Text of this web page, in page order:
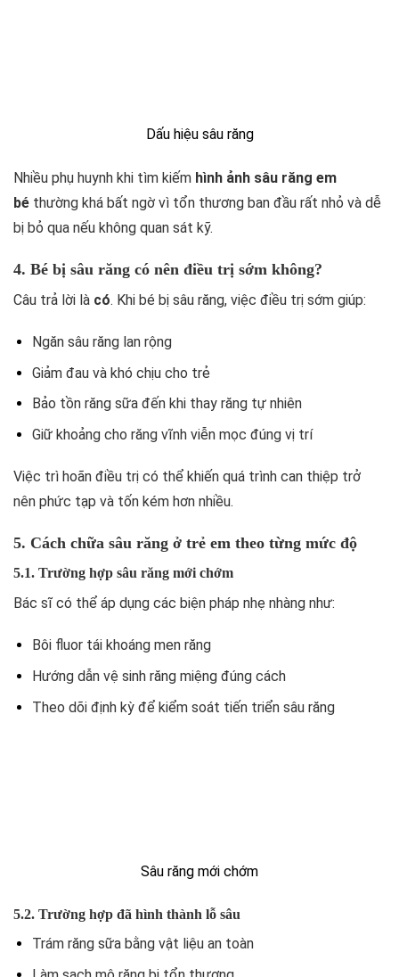
Dấu hiệu sâu răng
Nhiều phụ huynh khi tìm kiếm hình ảnh sâu răng em
bé thường khá bất ngờ vì tổn thương ban đầu rất nhỏ và dễ
bị bỏ qua nếu không quan sát kỹ.
4. Bé bị sâu răng có nên điều trị sớm không?
Câu trả lời là có. Khi bé bị sâu răng, việc điều trị sớm giúp:
Ngăn sâu răng lan rộng
Giảm đau và khó chịu cho trẻ
Bảo tồn răng sữa đến khi thay răng tự nhiên
Giữ khoảng cho răng vĩnh viễn mọc đúng vị trí
Việc trì hoãn điều trị có thể khiến quá trình can thiệp trở
nên phức tạp và tốn kém hơn nhiều.
5. Cách chữa sâu răng ở trẻ em theo từng mức độ
5.1. Trường hợp sâu răng mới chớm
Bác sĩ có thể áp dụng các biện pháp nhẹ nhàng như:
Bôi fluor tái khoáng men răng
Hướng dẫn vệ sinh răng miệng đúng cách
Theo dõi định kỳ để kiểm soát tiến triển sâu răng
Sâu răng mới chớm
5.2. Trường hợp đã hình thành lỗ sâu
Trám răng sữa bằng vật liệu an toàn